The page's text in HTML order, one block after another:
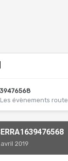
Les évènements route
avril 2019